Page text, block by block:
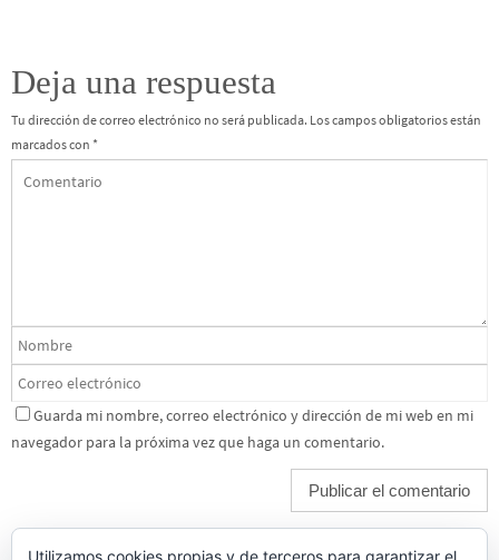
Deja una respuesta
Tu dirección de correo electrónico no será publicada. Los campos obligatorios están
marcados con *
Guarda mi nombre, correo electrónico y dirección de mi web en mi
navegador para la próxima vez que haga un comentario.
Utilizamos cookies propias y de terceros para garantizar el